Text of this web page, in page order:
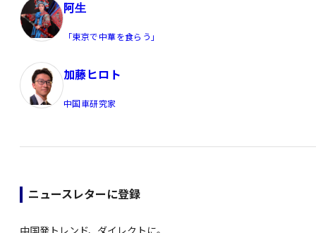
阿生
「東京で中華を食らう」
加藤ヒロト
中国車研究家
ニュースレターに登録
中国発トレンド、ダイレクトに。